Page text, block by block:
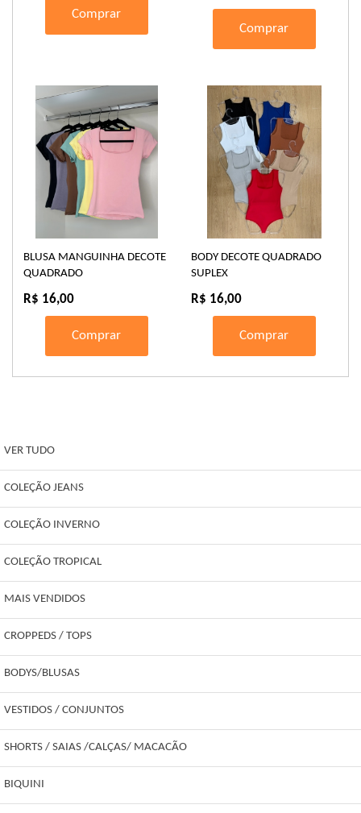
Comprar
Comprar
BLUSA MANGUINHA DECOTE
QUADRADO
R$ 16,00
Comprar
BODY DECOTE QUADRADO
SUPLEX
R$ 16,00
Comprar
VER TUDO
COLEÇÃO JEANS
COLEÇÃO INVERNO
COLEÇÃO TROPICAL
MAIS VENDIDOS
CROPPEDS / TOPS
BODYS/BLUSAS
VESTIDOS / CONJUNTOS
SHORTS / SAIAS /CALÇAS/ MACACÃO
BIQUINI